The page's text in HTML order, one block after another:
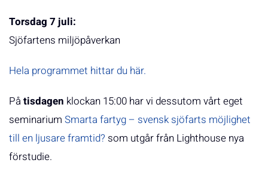
Torsdag 7 juli:
Sjöfartens miljöpåverkan
Hela programmet hittar du här.
På tisdagen klockan 15:00 har vi dessutom vårt eget
seminarium Smarta fartyg – svensk sjöfarts möjlighet
till en ljusare framtid? som utgår från Lighthouse nya
förstudie.